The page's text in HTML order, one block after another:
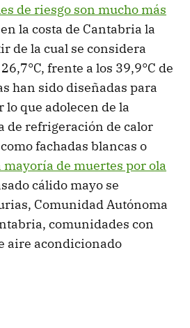
de riesgo son mucho más
la costa de Cantabria la
de la cual se considera
frente a los 39,9°C de
han sido diseñadas para
lo que adolecen de la
de refrigeración de calor
fachadas blancas o
mayoría de muertes por ola
cálido mayo se
Comunidad Autónoma
comunidades con
aire acondicionado